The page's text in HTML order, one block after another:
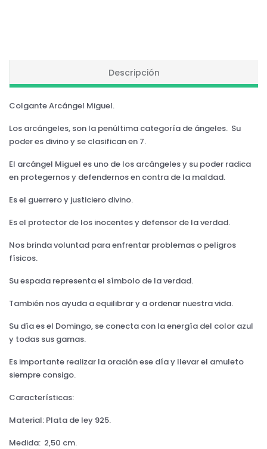
Descripción
Colgante Arcángel Miguel.
Los arcángeles, son la penúltima categoría de ángeles. Su
poder es divino y se clasifican en 7.
El arcángel Miguel es uno de los arcángeles y su poder radica
en protegernos y defendernos en contra de la maldad.
Es el guerrero y justiciero divino.
Es el protector de los inocentes y defensor de la verdad.
Nos brinda voluntad para enfrentar problemas o peligros
físicos.
Su espada representa el símbolo de la verdad.
También nos ayuda a equilibrar y a ordenar nuestra vida.
Su día es el Domingo, se conecta con la energía del color azul
y todas sus gamas.
Es importante realizar la oración ese día y llevar el amuleto
siempre consigo.
Características:
Material: Plata de ley 925.
Medida: 2,50 cm.